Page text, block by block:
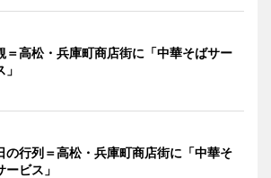
＝高松・兵庫町商店街に「中華そばサー
」
の行列＝高松・兵庫町商店街に「中華そ
ービス」